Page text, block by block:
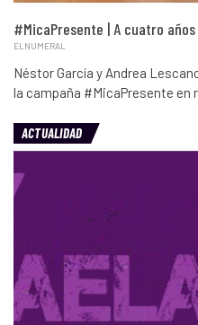
#MicaPresente | A cuatro
ELNUMERAL
Néstor García y Andrea
la campaña #MicaPresente en
ACTUALIDAD